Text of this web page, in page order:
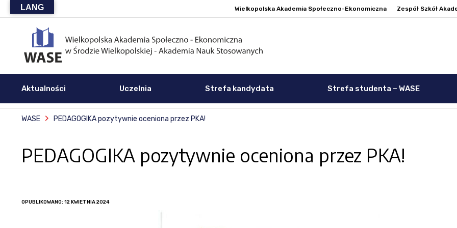
Wielkopolska Akademia Społeczno-Ekonomiczna Zespół Szkół
Aktualności Uczelnia Strefa kandydata Strefa studenta – WASE
WASE PEDAGOGIKA pozytywnie oceniona przez PKA!
PEDAGOGIKA pozytywnie oceniona przez PKA!
OPUBLIKOWANO: 12 KWIETNIA 2024
LANG